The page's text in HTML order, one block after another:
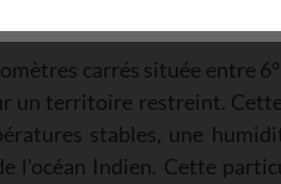
carrés située entre
un territoire restreint.
stables, une
l'océan Indien. Cette